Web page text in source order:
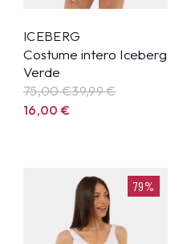
ICEBERG
Costume intero Iceberg
Verde
75,00 €39,99€
16,00€
79%